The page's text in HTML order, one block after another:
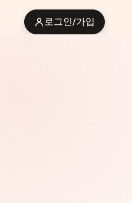
로그인/가입